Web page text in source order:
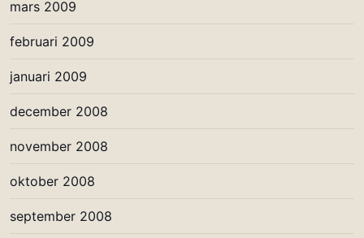
mars 2009
februari 2009
januari 2009
december 2008
november 2008
oktober 2008
september 2008